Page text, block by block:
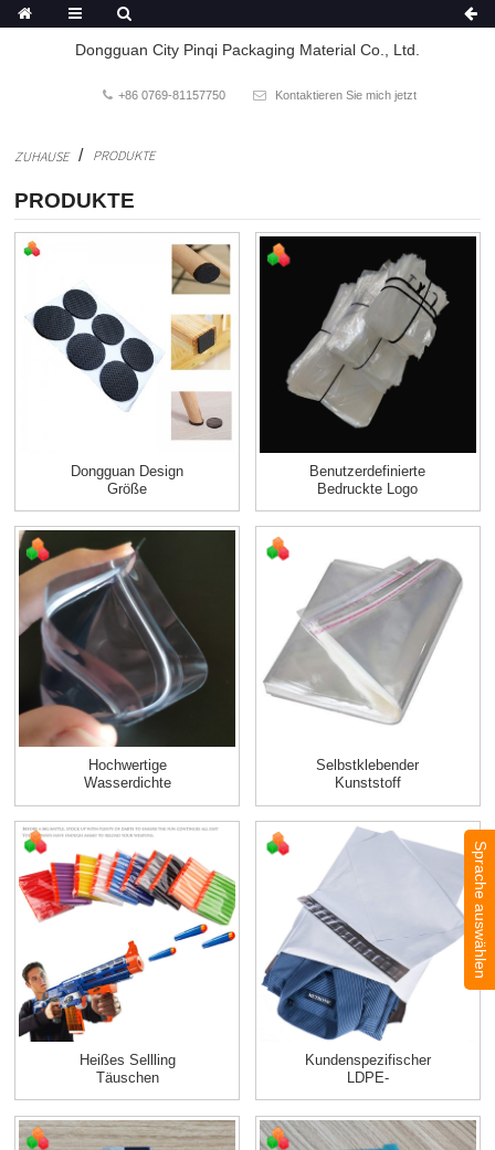
Dongguan City Pinqi Packaging Material Co., Ltd.
+86 0769-81157750 Kontaktieren Sie mich jetzt
ZUHAUSE PRODUKTE
PRODUKTE
Dongguan Design
Größe
Gummi Möbel
Tisch...
Benutzerdefinierte
Bedruckte Logo
Recycelba...
Hochwertige
Wasserdichte
Plastik Zi...
Selbstklebender
Kunststoff
Und Plastikb...
Heißes Sellling
Täuschen
Schießen E...
Kundenspezifischer
LDPE-
Eilpost...
Sprache auswählen